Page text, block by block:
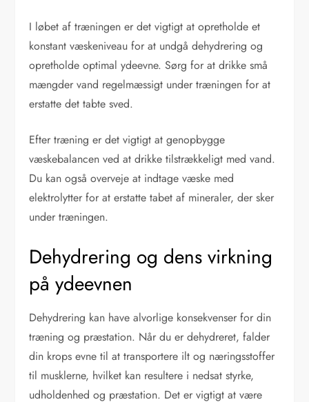
I løbet af træningen er det vigtigt at opretholde et
konstant væskeniveau for at undgå dehydrering og
opretholde optimal ydeevne. Sørg for at drikke små
mængder vand regelmæssigt under træningen for at
erstatte det tabte sved.
Efter træning er det vigtigt at genopbygge
væskebalancen ved at drikke tilstrækkeligt med vand.
Du kan også overveje at indtage væske med
elektrolytter for at erstatte tabet af mineraler, der sker
under træningen.
Dehydrering og dens virkning
på ydeevnen
Dehydrering kan have alvorlige konsekvenser for din
træning og præstation. Når du er dehydreret, falder
din krops evne til at transportere ilt og næringsstoffer
til musklerne, hvilket kan resultere i nedsat styrke,
udholdenhed og præstation. Det er vigtigt at være